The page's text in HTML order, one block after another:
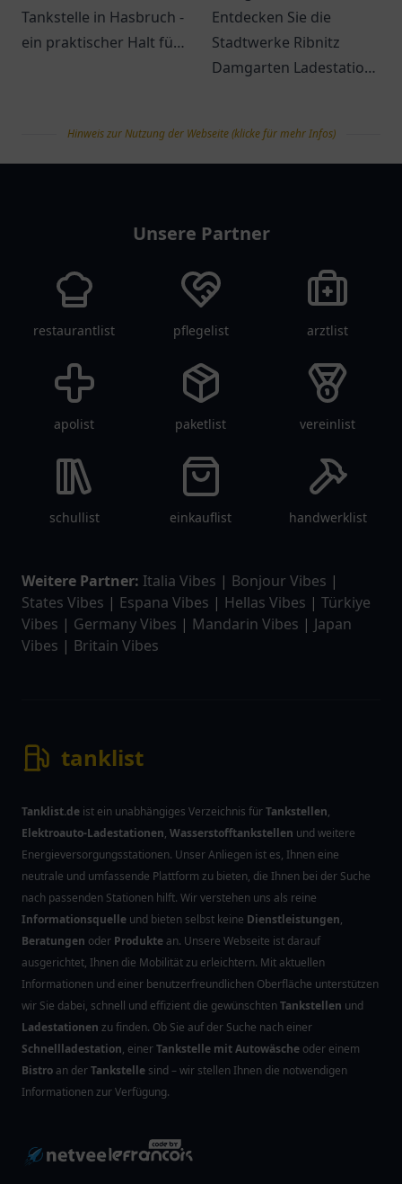
Tankstelle in Hasbruch -
ein praktischer Halt für
Entdecken Sie die
Stadtwerke Ribnitz
Damgarten Ladestation
Ladestation für
Elektrofahrzeuge in
Hinweis zur Nutzung der Webseite (klicke für mehr Infos)
Unsere Partner
restaurantlist pflegelist arztlist
apolist paketlist vereinlist
schullist einkauflist handwerklist
Weitere Partner: Italia Vibes | Bonjour Vibes |
States Vibes | Espana Vibes | Hellas Vibes | Türkiye
Vibes | Germany Vibes | Mandarin Vibes | Japan
Vibes | Britain Vibes
tanklist
Tanklist.de ist ein unabhängiges Verzeichnis fürTankstellen,
Elektroauto-Ladestationen, Wasserstofftankstellen und weitere
Energieversorgungsstationen. Unser Anliegen ist es, Ihnen eine
neutrale und umfassende Plattform zu bieten, die Ihnen bei der Suche
nach passenden Stationen hilft. Wir verstehen uns als reine
Informationsquelle und bieten selbst keine Dienstleistungen,
Beratungen oder Produkte an. Unsere Webseite ist darauf
ausgerichtet, Ihnen die Mobilität zu erleichtern. Mit aktuellen
Informationen und einer benutzerfreundlichen Oberfläche unterstützen
wir Sie dabei, schnell und effizient die gewünschtenTankstellen und
Ladestationen zu finden. Ob Sie auf der Suche nach einer
Schnellladestation, einerTankstelle mit Autowäsche oder einem
Bistro an derTankstelle sind – wir stellen Ihnen die notwendigen
Informationen zur Verfügung.